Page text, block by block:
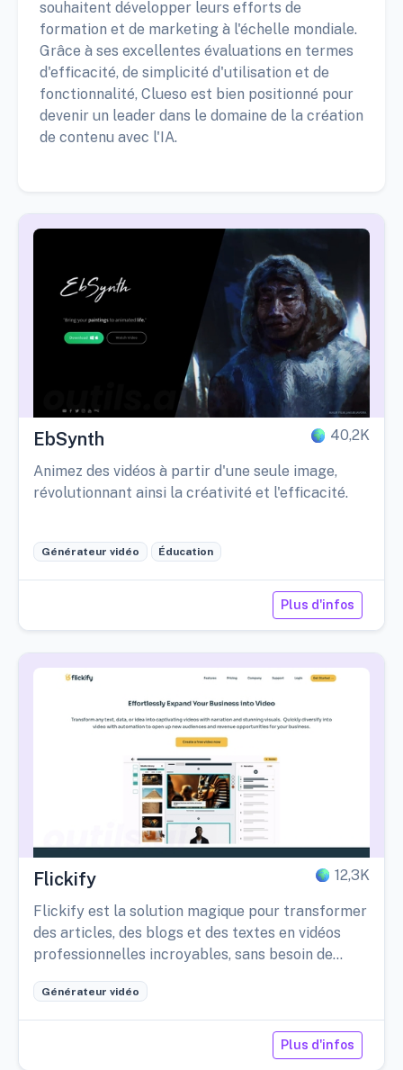
souhaitent développer leurs efforts de
formation et de marketing à l'échelle mondiale.
Grâce à ses excellentes évaluations en termes
d'efficacité, de simplicité d'utilisation et de
fonctionnalité, Clueso est bien positionné pour
devenir un leader dans le domaine de la création
de contenu avec l'IA.
EbSynth 40,2K
Animez des vidéos à partir d'une seule image,
révolutionnant ainsi la créativité et l'efficacité.
Générateur vidéo Éducation
Plus d'infos
Flickify 12,3K
Flickify est la solution magique pour transformer
des articles, des blogs et des textes en vidéos
professionnelles incroyables, sans besoin de
Générateur vidéo
Plus d'infos